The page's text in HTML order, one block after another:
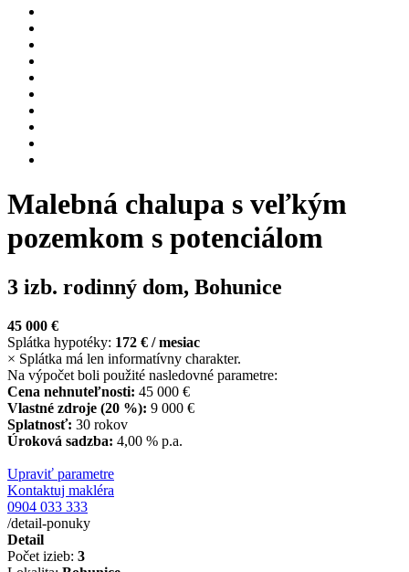
Malebná chalupa s veľkým
pozemkom s potenciálom
3 izb. rodinný dom, Bohunice
45 000 €
Splátka hypotéky: 172 € / mesiac
× Splátka má len informatívny charakter.
Na výpočet boli použité nasledovné parametre:
Cena nehnuteľnosti: 45 000 €
Vlastné zdroje (20 %): 9 000 €
Splatnosť: 30 rokov
Úroková sadzba: 4,00 % p.a.
Upraviť parametre
Kontaktuj makléra
0904 033 333
/detail-ponuky
Detail
Počet izieb: 3